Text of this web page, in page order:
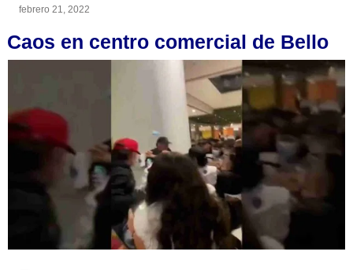
febrero 21, 2022
Caos en centro comercial de Bello